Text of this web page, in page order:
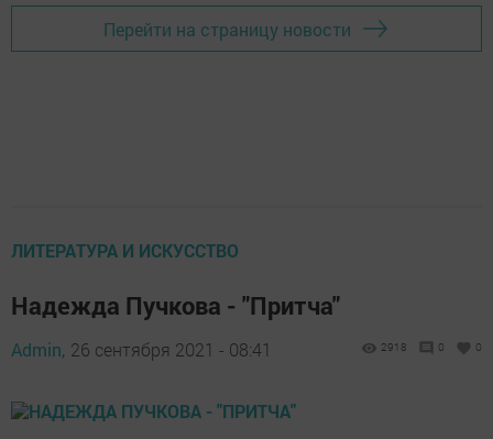
Перейти на страницу новости
ЛИТЕРАТУРА И ИСКУССТВО
Надежда Пучкова - "Притча"
Admin, 26 сентября 2021 - 08:41 2918 0 0